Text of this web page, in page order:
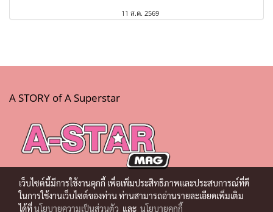
11 ส.ค. 2569
A STORY of A Superstar
เว็บไซต์นี้มีการใช้งานคุกกี้ เพื่อเพิ่มประสิทธิภาพและประสบการณ์ที่ดี
ในการใช้งานเว็บไซต์ของท่าน ท่านสามารถอ่านรายละเอียดเพิ่มเติม
ได้ที่นโยบายความเป็นส่วนตัว และ นโยบายคุกกี้